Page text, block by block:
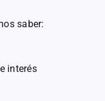
saber:
interés